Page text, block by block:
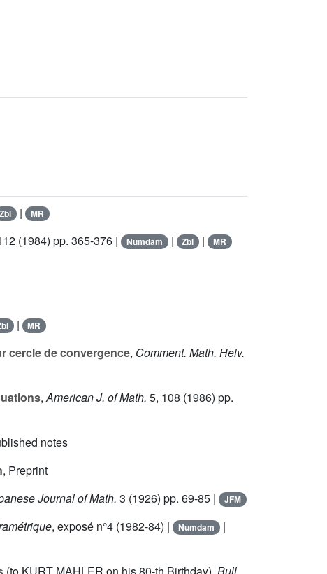
Zbl | MR
(1984) pp. 365-376 | Numdam | Zbl | MR
| MR
cercle de convergence, Comment. Math. Helv.
,American J. of Math. 5, 108 (1986) pp.
notes
, Preprint
Journal of Math. 3 (1926) pp. 69-85 | JFM
, exposé n°4 (1982-84) | Numdam |